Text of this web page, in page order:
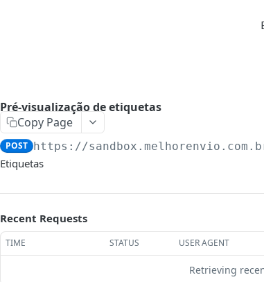
Pré-visualização de etiquetas
Copy Page
POST https://
Etiquetas
Recent Requests
TIME STATUS USER AGENT
Retrieving